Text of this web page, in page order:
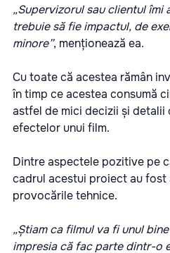
„Supervizorul sau clientul îmi
trebuie să fie impactul, de
minore”, menționează ea.
Cu toate că acestea rămân
în timp ce acestea consumă
astfel de mici decizii și detalii
efectelor unui film.
Dintre aspectele pozitive pe
cadrul acestui proiect au fost
provocările tehnice.
„Știam ca filmul va fi unul
impresia că fac parte dintr-o